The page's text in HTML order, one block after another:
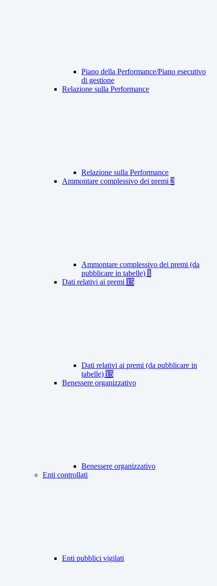
Piano della Performance/Piano esecutivo
di gestione
Relazione sulla Performance
Relazione sulla Performance
Ammontare complessivo dei premi 2
Ammontare complessivo dei premi (da
pubblicare in tabelle) 1
Dati relativi ai premi 15
Dati relativi ai premi (da pubblicare in
tabelle) 15
Benessere organizzativo
Benessere organizzativo
Enti controllati
Enti pubblici vigilati